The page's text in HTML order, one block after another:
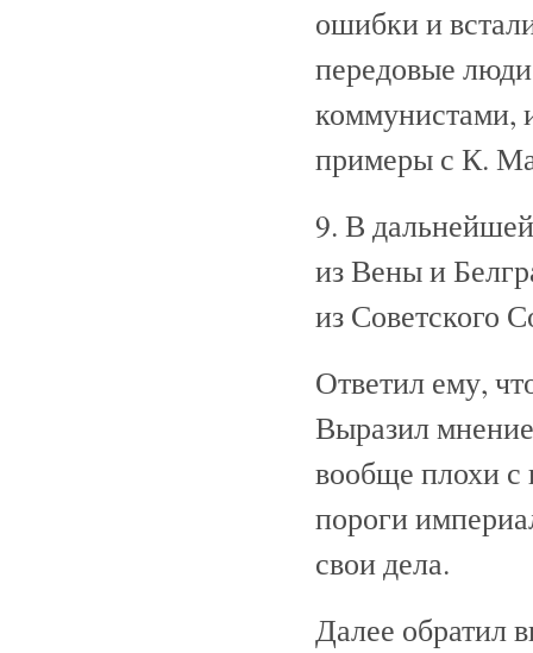
ошибки и
передовые
коммунистами,
примеры с К.
9. В
из Вены и
из Советского
Ответил ему,
Выразил
вообще плохи с
пороги
свои дела.
Далее обратил